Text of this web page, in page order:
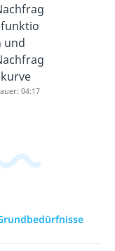
und
04:17